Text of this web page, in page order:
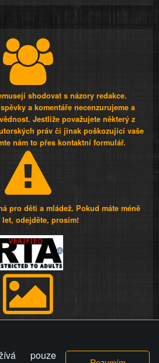
shodovat s názory redakce.
a komentáře necenzurujeme a
Jestliže považujete některý z
práv či jinak poškozující vaše
nám to přes kontaktní formulář.
pro děti a mládež. Pokud máte méně
let, odejděte, prosím!
které se toto opatření provozovatele
která umístila fotografii nebo video na
pouze